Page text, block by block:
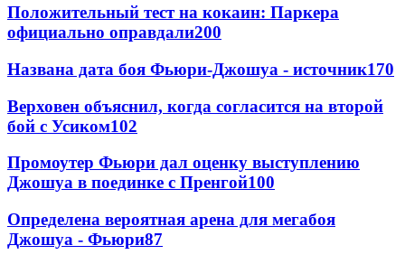
Положительный тест на кокаин: Паркера
официально оправдали200
Названа дата боя Фьюри-Джошуа - источник170
Верховен объяснил, когда согласится на второй
бой с Усиком102
Промоутер Фьюри дал оценку выступлению
Джошуа в поединке с Пренгой100
Определена вероятная арена для мегабоя
Джошуа - Фьюри87